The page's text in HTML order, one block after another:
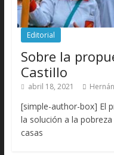
Editorial
Sobre la
Castillo
abril 18, 2021
[simple-author-box] El
la solución a la
casas